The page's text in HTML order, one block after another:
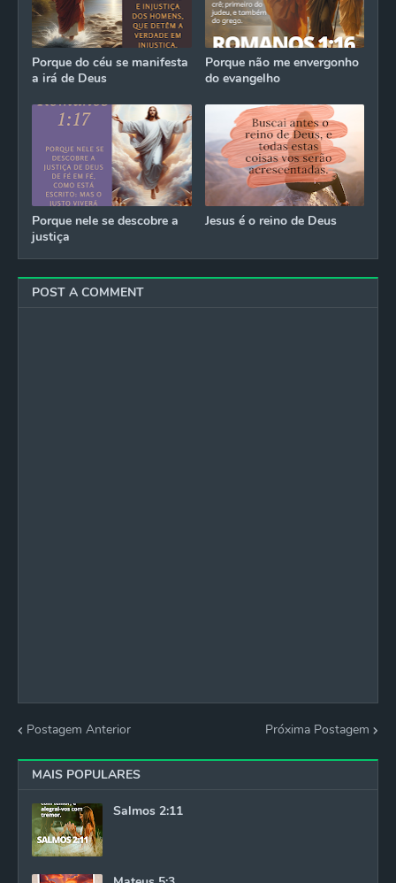
Porque do céu se manifesta
a irá de Deus
Porque não me envergonho
do evangelho
Porque nele se descobre a
justiça
Jesus é o reino de Deus
POST A COMMENT
Postagem Anterior Próxima Postagem
MAIS POPULARES
Salmos 2:11